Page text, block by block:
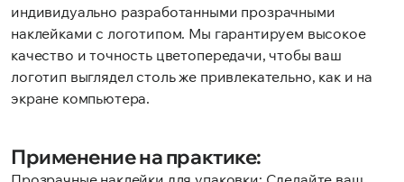
индивидуально разработанными прозрачными
наклейками с логотипом. Мы гарантируем высокое
качество и точность цветопередачи, чтобы ваш
логотип выглядел столь же привлекательно, как и на
экране компьютера.
Применение на практике: